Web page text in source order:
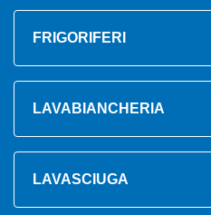
FRIGORIFERI
LAVABIANCHERIA
LAVASCIUGA